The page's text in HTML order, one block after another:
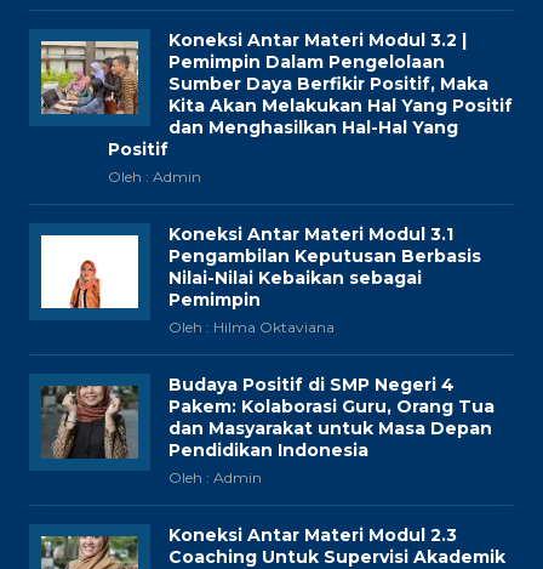
Koneksi Antar Materi Modul 3.2 |
Pemimpin Dalam Pengelolaan
Sumber Daya Berfikir Positif, Maka
Kita Akan Melakukan Hal Yang Positif
dan Menghasilkan Hal-Hal Yang
Positif
Oleh : Admin
Koneksi Antar Materi Modul 3.1
Pengambilan Keputusan Berbasis
Nilai-Nilai Kebaikan sebagai
Pemimpin
Oleh : Hilma Oktaviana
Budaya Positif di SMP Negeri 4
Pakem: Kolaborasi Guru, Orang Tua
dan Masyarakat untuk Masa Depan
Pendidikan Indonesia
Oleh : Admin
Koneksi Antar Materi Modul 2.3
Coaching Untuk Supervisi Akademik